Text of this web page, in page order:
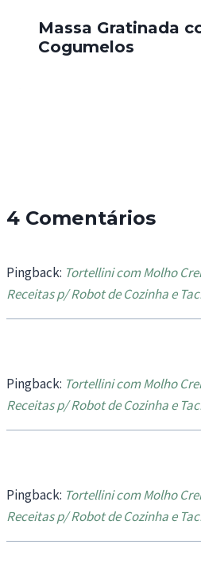
Massa Gratinada
Cogumelos
4 Comentários
Pingback: Tortellini com Molho
Receitas p/ Robot de Cozinha e
Pingback: Tortellini com Molho
Receitas p/ Robot de Cozinha e
Pingback: Tortellini com Molho
Receitas p/ Robot de Cozinha e